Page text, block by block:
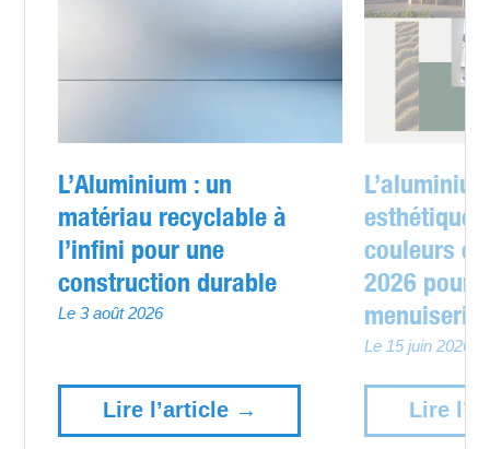
L’Aluminium : un
matériau recyclable à
l’infini pour une
construction durable
Le 3 août 2026
Lire l’article →
esthétique
couleurs et
2026 pour
Le 15 juin 2026
Lire